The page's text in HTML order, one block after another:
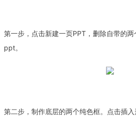
第一步，点击新建一页PPT，删除自带的
ppt。
第二步，制作底层的两个纯色框。点击插